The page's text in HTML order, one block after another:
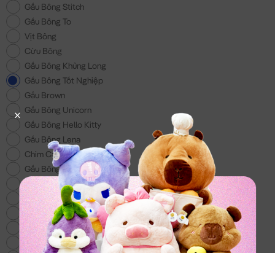
Gấu Bông Stitch
Gấu Bông To
Vịt Bông
Cừu Bông
Gấu Bông Khủng Long
Gấu Bông Tốt Nghiệp
Gấu Brown
Gấu Bông Unicorn
Gấu Bông Hello Kitty
Gấu Bông Lena
Chim Cánh Cụt
Gấu Bông 200k
Gấu Bông Đồ Ăn
Gấu Bông Doremon
Gấu Bông tặng Bé Trai
Gấu Bông Lotso
Gấu Bông Shin - Món quà cho các bé